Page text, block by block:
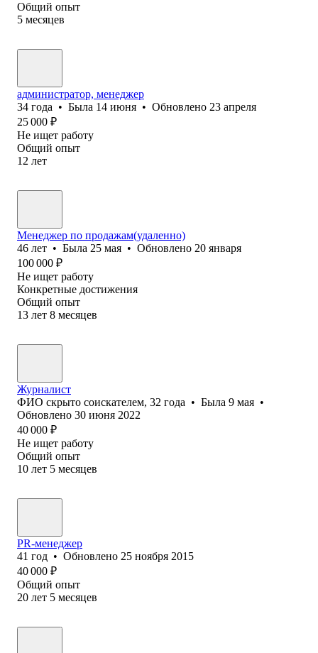
Общий опыт
5 месяцев
администратор, менеджер
34 года • Была 14 июня • Обновлено 23 апреля
25 000 ₽
Не ищет работу
Общий опыт
12 лет
Менеджер по продажам(удаленно)
46 лет • Была 25 мая • Обновлено 20 января
100 000 ₽
Не ищет работу
Конкретные достижения
Общий опыт
13 лет 8 месяцев
Журналист
ФИО скрыто соискателем, 32 года • Была 9 мая •
Обновлено 30 июня 2022
40 000 ₽
Не ищет работу
Общий опыт
10 лет 5 месяцев
PR-менеджер
41 год • Обновлено 25 ноября 2015
40 000 ₽
Общий опыт
20 лет 5 месяцев